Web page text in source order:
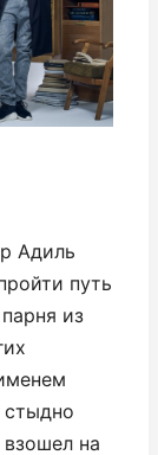
Адиль
путь
из
стыдно
на